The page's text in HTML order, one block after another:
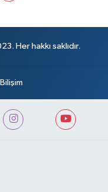
Her hakkı saklıdır.